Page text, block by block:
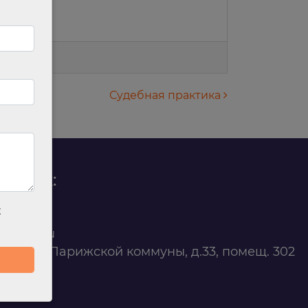
Судебная практика
45
ул. Парижской коммуны, д.33, помещ. 302